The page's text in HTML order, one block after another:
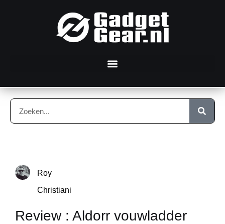
Roy
Christiani
Review : Aldorr vouwladder